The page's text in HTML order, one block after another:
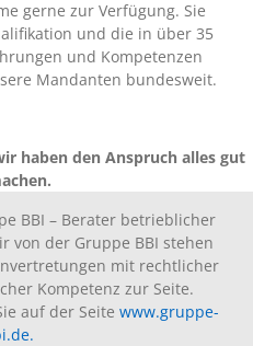
gerne zur Verfügung. Sie
und die in über 35
und Kompetenzen
Mandanten bundesweit.
haben den Anspruch alles gut
BBI – Berater betrieblicher
von der Gruppe BBI stehen
mit rechtlicher
Kompetenz zur Seite.
auf der Seite www.gruppe-